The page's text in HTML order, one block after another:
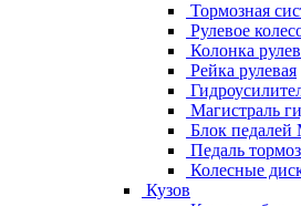
Тормозная
Рулевое
Колонка
Рейка рулевая
Магистраль
Блок
Педаль
Колесные
Кузов